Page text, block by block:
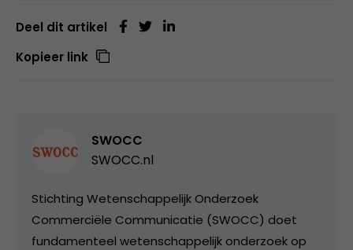
Deel dit artikel
Kopieer link
SWOCC
SWOCC.nl
Stichting Wetenschappelijk Onderzoek
Commerciële Communicatie (SWOCC) doet
fundamenteel wetenschappelijk onderzoek op